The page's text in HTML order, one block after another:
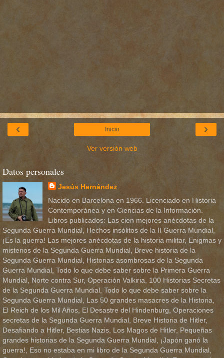
‹ ›
Inicio
Ver versión web
Datos personales
Jesús Hernández
Nacido en Barcelona en 1966. Licenciado en Historia
Contemporánea y en Ciencias de la Información.
Libros publicados: Las cien mejores anécdotas de la
Segunda Guerra Mundial, Hechos insólitos de la II Guerra Mundial,
¡Es la guerra! Las mejores anécdotas de la historia militar, Enigmas y
misterios de la Segunda Guerra Mundial, Breve historia de la
Segunda Guerra Mundial, Historias asombrosas de la Segunda
Guerra Mundial, Todo lo que debe saber sobre la Primera Guerra
Mundial, Norte contra Sur, Operación Valkiria, 100 Historias Secretas
de la Segunda Guerra Mundial, Todo lo que debe saber sobre la
Segunda Guerra Mundial, Las 50 grandes masacres de la Historia,
El Reich de los Mil Años, El Desastre del Hindenburg, Operaciones
secretas de la Segunda Guerra Mundial, Breve Historia de Hitler,
Desafiando a Hitler, Bestias Nazis, Los Magos de Hitler, Pequeñas
grandes historias de la Segunda Guerra Mundial, ¡Japón ganó la
guerra!, Eso no estaba en mi libro de la Segunda Guerra Mundial,